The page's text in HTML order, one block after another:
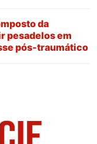
da
pesadelos em
pós-traumático